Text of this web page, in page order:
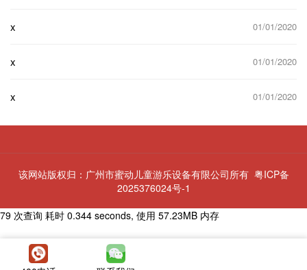
x 01/01/2020
x 01/01/2020
x 01/01/2020
该网站版权归：广州市蜜动儿童游乐设备有限公司所有 粤ICP备
2025376024号-1
79 次查询 耗时 0.344 seconds, 使用 57.23MB 内存